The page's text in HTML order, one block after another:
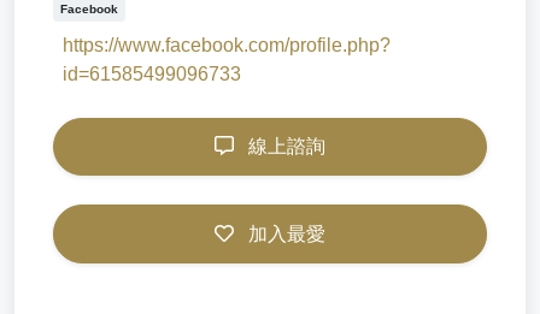
Facebook
https://www.facebook.com/profile.php?
id=61585499096733
線上諮詢
加入最愛